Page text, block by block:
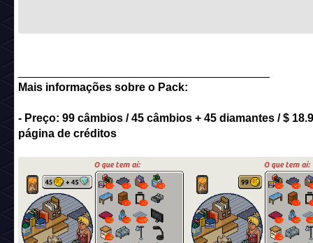
Mais informações sobre o Pack:
- Preço: 99 câmbios / 45 câmbios + 45 diamantes / $
página de créditos